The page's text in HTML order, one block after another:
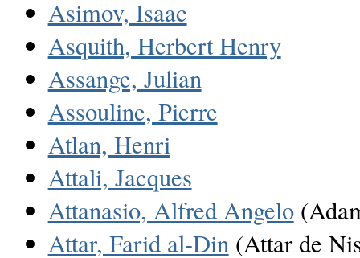
Asimov, Isaac
Asquith, Herbert Henry
Assange, Julian
Assouline, Pierre
Atlan, Henri
Attali, Jacques
Attanasio, Alfred Angelo
Attar, Farid al-Din(Attar de